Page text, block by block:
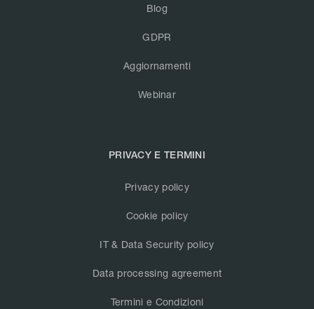
Blog
GDPR
Aggiornamenti
Webinar
PRIVACY E TERMINI
Privacy policy
Cookie policy
IT & Data Security policy
Data processing agreement
Termini e Condizioni